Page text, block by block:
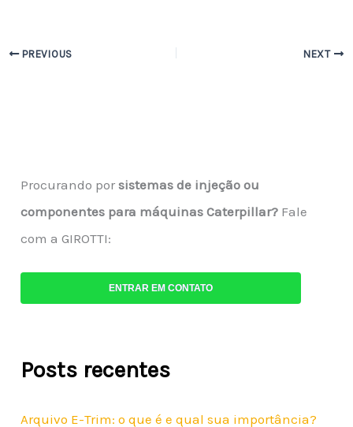
PREVIOUS NEXT
Procurando porsistemas de injeção ou
componentes para máquinas Caterpillar? Fale
com a GIROTTI:
ENTRAR EM CONTATO
Posts recentes
Arquivo E-Trim: o que é e qual sua importância?